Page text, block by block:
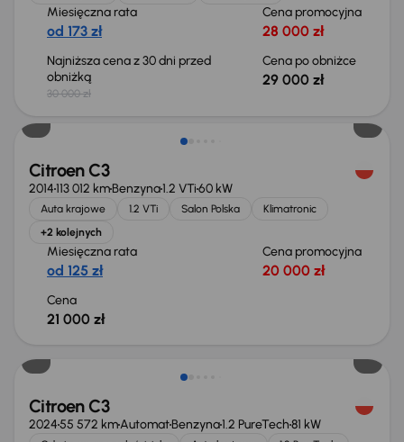
Miesięczna rata
od 173 zł
Cena promocyjna
28 000 zł
Najniższa cena z 30 dni przed
obniżką
30 000 zł
Cena po obniżce
29 000 zł
Citroen C3
2014113 012 kmBenzyna1.2 VTi60 kW
Auta krajowe 1.2 VTi Salon Polska
Klimatronic
+2 kolejnych
Miesięczna rata
od 125 zł
Cena promocyjna
20 000 zł
Cena
21 000 zł
Citroen C3
202455 572 kmAutomatBenzyna1.2 PureTech81 kW